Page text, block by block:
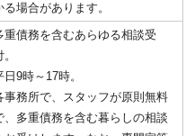
る場合があります。
重債務を含むあらゆる相談受
日9時～17時。
事務所で、スタッフが原則無料
、多重債務を含む暮らしの相談